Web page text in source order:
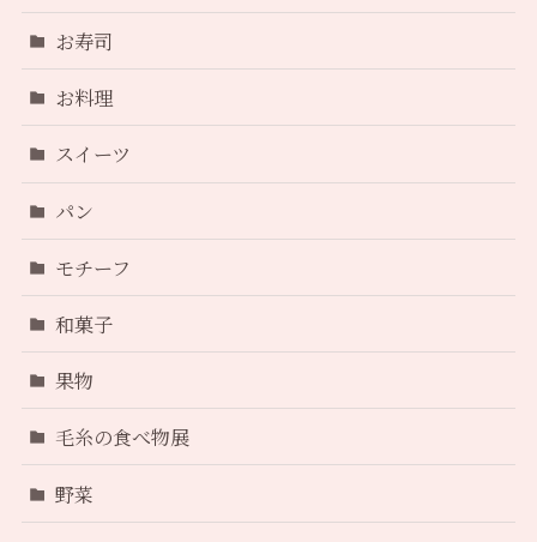
お寿司
お料理
スイーツ
パン
モチーフ
和菓子
果物
毛糸の食べ物展
野菜